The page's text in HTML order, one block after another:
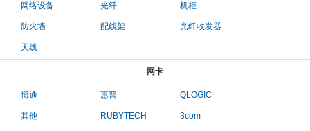
网络设备 光纤 机柜
防火墙 配线架 光纤收发器
天线
网卡
博通 惠普 QLOGIC
其他 RUBYTECH 3com